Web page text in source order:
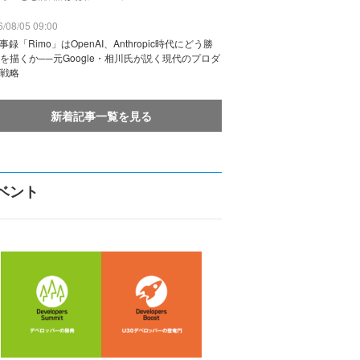
08/05 09:00
録「Rimo」はOpenAI、Anthropic時代にどう勝
描くか──元Google・相川氏が説く現代のプロダ
略
新着記事一覧を見る
ント